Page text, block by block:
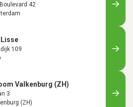
42
109
Valkenburg (ZH)
3
(ZH)